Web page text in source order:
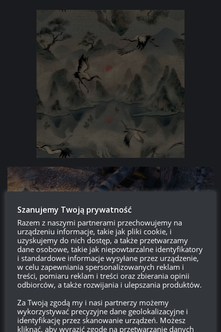
Dla wszystkich regionów, rysowany przez WG. Niehistoryczny
Specjalne. Cena: 1500.
Szanujemy Twoją prywatność
Razem z naszymi partnerami przechowujemy na
urządzeniu informacje, takie jak pliki cookie, i
uzyskujemy do nich dostęp, a także przetwarzamy
dane osobowe, takie jak niepowtarzalne identyfikatory
i standardowe informacje wysyłane przez urządzenie,
w celu zapewniania spersonalizowanych reklam i
treści, pomiaru reklam i treści oraz zbierania opinii
odbiorców, a także rozwijania i ulepszania produktów.
Za Twoją zgodą my i nasi partnerzy możemy
wykorzystywać precyzyjne dane geolokalizacyjne i
identyfikację przez skanowanie urządzeń. Możesz
kliknąć, aby wyrazić zgodę na przetwarzanie danych